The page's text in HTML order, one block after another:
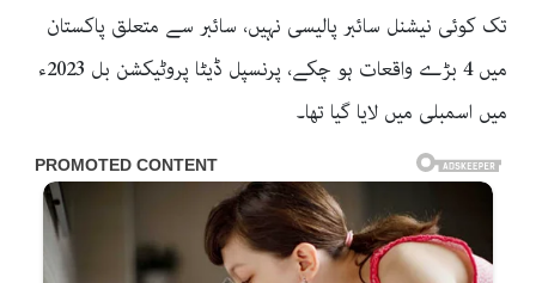
تک کوئی نیشنل سائبر پالیسی نہیں، سائبر سے متعلق پاکستان
میں 4 بڑے واقعات ہو چکے، پرنسپل ڈیٹا پروٹیکشن بل 2023ء
میں اسمبلی میں لایا گیا تھا۔